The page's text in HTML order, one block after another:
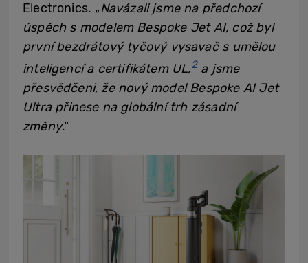
Electronics. „Navázali jsme na předchozí
úspěch s modelem Bespoke Jet AI, což byl
první bezdrátový tyčový vysavač s umělou
inteligencí a certifikátem UL,2a jsme
přesvědčeni, že nový modelBespoke AI Jet
Ultra přinese na globální trh zásadní
změny.“